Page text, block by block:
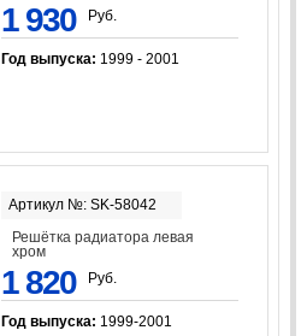
1 930 Руб.
Год выпуска: 1999 - 2001
Артикул №: SK-58042
Решётка радиатора левая
хром
1 820 Руб.
Год выпуска: 1999-2001